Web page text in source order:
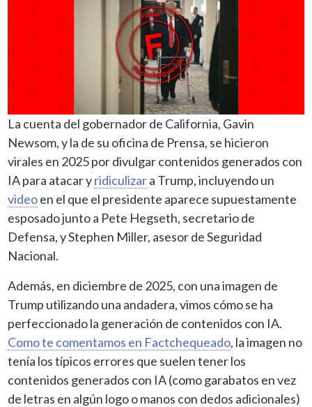
La cuenta del gobernador de California, Gavin
Newsom, y la de su oficina de Prensa, se hicieron
virales en 2025 por divulgar contenidos generados con
IA para atacar yridiculizara Trump, incluyendo un
videoen el que el presidente aparece supuestamente
esposado junto a Pete Hegseth, secretario de
Defensa, y Stephen Miller, asesor de Seguridad
Nacional.
Además, en diciembre de 2025, con una imagen de
Trump utilizando una andadera, vimos cómo se ha
perfeccionado la generación de contenidos con IA.
Como te comentamos en Factchequeado, la imagen no
tenía los típicos errores que suelen tener los
contenidos generados con IA (como garabatos en vez
de letras en algún logo o manos con dedos adicionales)